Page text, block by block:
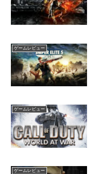
ゲームレビュー
ゲームレビュー
ゲームレビュー